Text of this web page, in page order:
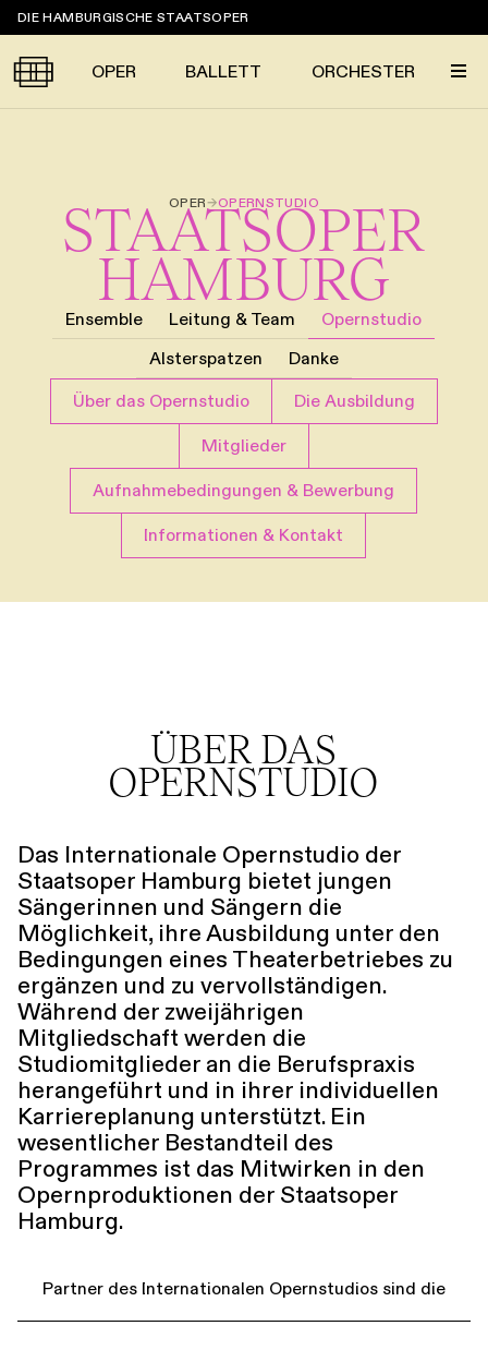
DIE HAMBURGISCHE STAATSOPER
OPER BALLETT ORCHESTER
Suche
Tickets &
Termine
Ihr Besuch
KALENDER
Alle Oper Ballett Konzert
PROGRAMM
Spielzeit 2026/2027 Premieren
Repertoire Konzerte Festivals
CLICK in
ÜBER UNS
Oper Ballett Orchester
Die Hamburgische Staatsoper
SERVICE
Tickets & Preise Ihr Besuch Abos
Führungen Jobs Kontakt
DANKEMEIN KONTO
OPER→OPERNSTUDIO
STAATSOPER
HAMBURG
Ensemble Leitung & Team
Opernstudio
Alsterspatzen
Danke
Über das Opernstudio Die Ausbildung
Mitglieder
Aufnahmebedingungen & Bewerbung
Informationen & Kontakt
ÜBER DAS
OPERNSTUDIO
Das Internationale Opernstudio der
Staatsoper Hamburg bietet jungen
Sängerinnen und Sängern die
Möglichkeit, ihre Ausbildung unter den
Bedingungen eines Theaterbetriebes zu
ergänzen und zu vervollständigen.
Während der zweijährigen
Mitgliedschaft werden die
Studiomitglieder an die Berufspraxis
herangeführt und in ihrer individuellen
Karriereplanung unterstützt. Ein
wesentlicher Bestandteil des
Programmes ist das Mitwirken in den
Opernproduktionen der Staatsoper
Hamburg.
Partner des Internationalen Opernstudios sind die